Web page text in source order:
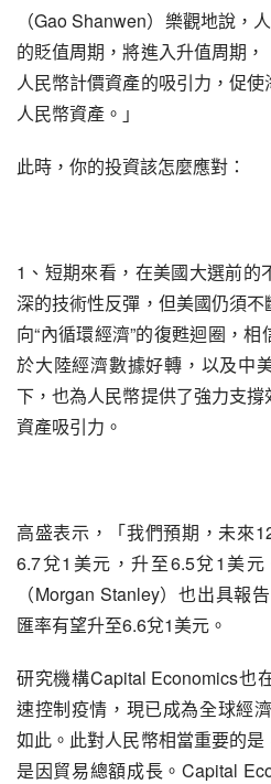
（Gao Shanwen）樂觀地說，
的貶值周期，將進入升值周期
人民幣計價資產的吸引力，促
人民幣資產。」
此時，你的投資該怎麼應對：
1、短期來看，在美國大選前的
深的技術性反彈，但美國仍須
向“內循環經濟”的復甦迴圈，
於大陸經濟數據好轉，以及中
下，也為人民幣提供了強力支
資產吸引力。
高盛表示，「我們預期，未來
6.7兌1美元，升至6.5兌1美
（Morgan Stanley）也出具報
匯率有望升至6.6兌1美元。
研究機構Capital Economics也
速控制疫情，現已成為全球經
如此。此對人民幣相當重要的
是因貿易總額成長。Capital